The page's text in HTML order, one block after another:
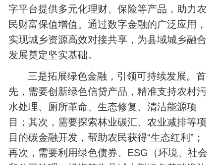
字平台提供多元化理财、保险等产品，助力农
民财富保值增值。通过数字金融的广泛应用，
实现城乡资源高效对接共享，为县域城乡融合
发展奠定坚实基础。
三是拓展绿色金融，引领可持续发展。首
先，需要创新绿色信贷产品，精准支持农村污
水处理、厕所革命、生态修复、清洁能源项
目；其次，需要探索林业碳汇、农业减排等项
目的碳金融开发，帮助农民获得“生态红利”；
再次，需要利用绿色债券、ESG（环境、社会